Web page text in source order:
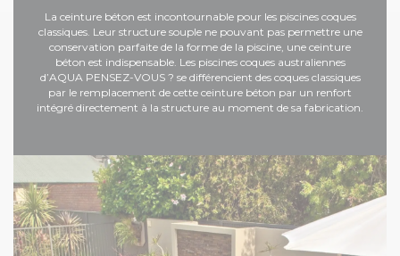
La ceinture béton est incontournable pour les piscines coques
classiques. Leur structure souple ne pouvant pas permettre une
conservation parfaite de la forme de la piscine, une ceinture
béton est indispensable. Les piscines coques australiennes
d’AQUA PENSEZ-VOUS ? se différencient des coques classiques
par le remplacement de cette ceinture béton par un renfort
intégré directement à la structure au moment de sa fabrication.